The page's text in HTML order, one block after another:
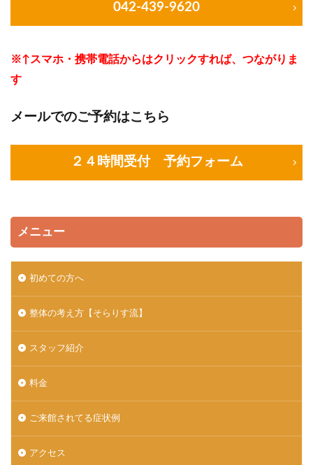
042-439-9620
※↑スマホ・携帯電話からはクリックすれば、つながりま
す
メールでのご予約はこちら
２４時間受付 予約フォーム
メニュー
初めての方へ
整体の考え方【そらりす流】
スタッフ紹介
料金
ご来館されてる症状例
アクセス